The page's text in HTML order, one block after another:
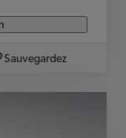
Sauvegardez